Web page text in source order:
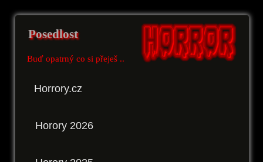
Posedlost
Buď opatrný co si přeješ ..
Horrory.cz
Horory 2026